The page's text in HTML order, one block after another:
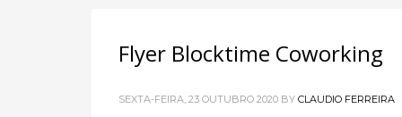
Flyer Blocktime Coworking
SEXTA-FEIRA, 23 OUTUBRO 2020 BY CLAUDIO FERREIRA